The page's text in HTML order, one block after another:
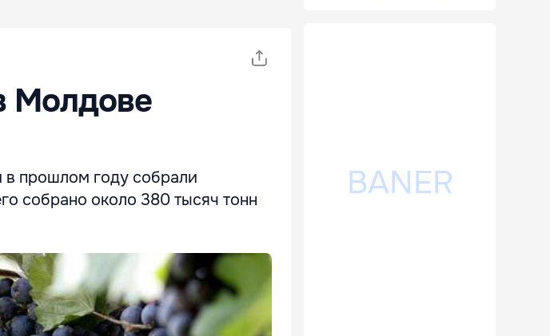
Молдове
прошлом году собрали
собрано около 380 тысяч тонн